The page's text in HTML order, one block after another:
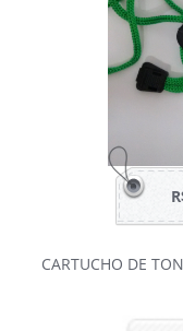
CARTUCHO DE